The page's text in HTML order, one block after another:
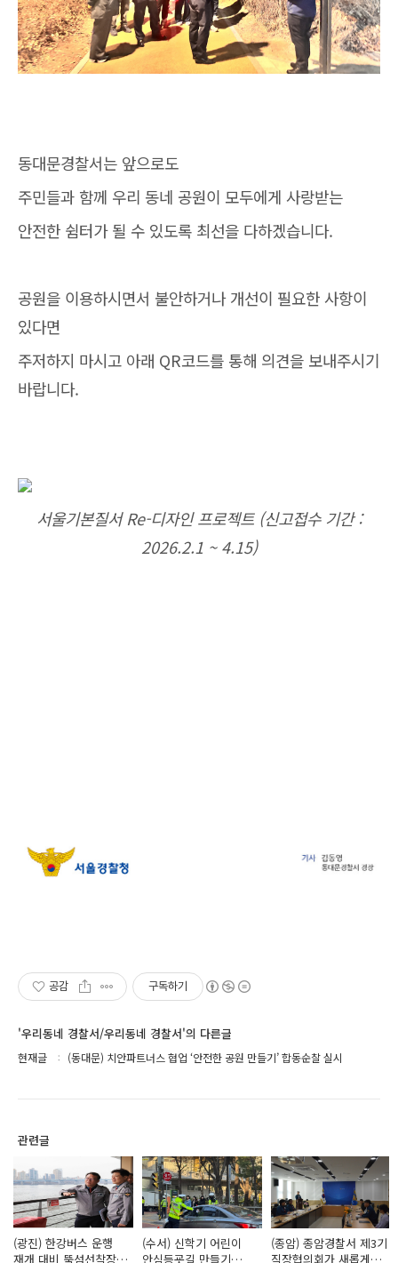
동대문경찰서는 앞으로도
주민들과 함께 우리 동네 공원이 모두에게 사랑받는
안전한 쉼터가 될 수 있도록 최선을 다하겠습니다.
공원을 이용하시면서 불안하거나 개선이 필요한 사항이
있다면
주저하지 마시고 아래 QR코드를 통해 의견을 보내주시기
바랍니다.
서울기본질서 Re-디자인 프로젝트 (신고접수 기간 :
2026.2.1 ~ 4.15)
공감 구독하기
'우리동네 경찰서/우리동네 경찰서'의 다른글
현재글 (동대문) 치안파트너스 협업 ‘안전한 공원 만들기’ 합동순찰 실시
관련글
(광진) 한강버스 운행
재개 대비 뚝섬선착장
(수서) 신학기 어린이
안심등굣길 만들기
(종암) 종암경찰서 제3기
직장협의회가 새롭게